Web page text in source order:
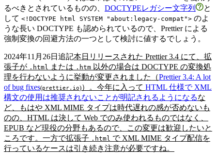
るべきとされているものの、 DOCTYPEレガシー文字列
と
して <!DOCTYPE html SYSTEM "about:legacy-compat"> のよ
うな長い DOCTYPE も認められているので、Prettier による
強制変換の回避方法の一つとして検討に値するでしょう。
2024年11月26日追記本日リリースされた Prettier 3.4 にて、拡
張子が .html または .htm 以外の場合は DOCTYPE の変換処
理を行わないように挙動が変更されました（Prettier 3.4: A lot
of bug fixes(prettier.io)）。今年に入って HTML 仕様で XML
構文の使用は推奨されないことが明記されるようになるな
ど、もはや XML MIME タイプは時代遅れの感が否めないも
のの、HTML は決して Web でのみ使われるものではなく、
EPUB など現役の分野もあるので、この変更は歓迎したいと
ころです。一方で拡張子 .html で XML MIME タイプ配信を
行っているケースは引き続き注意が必要ですね。